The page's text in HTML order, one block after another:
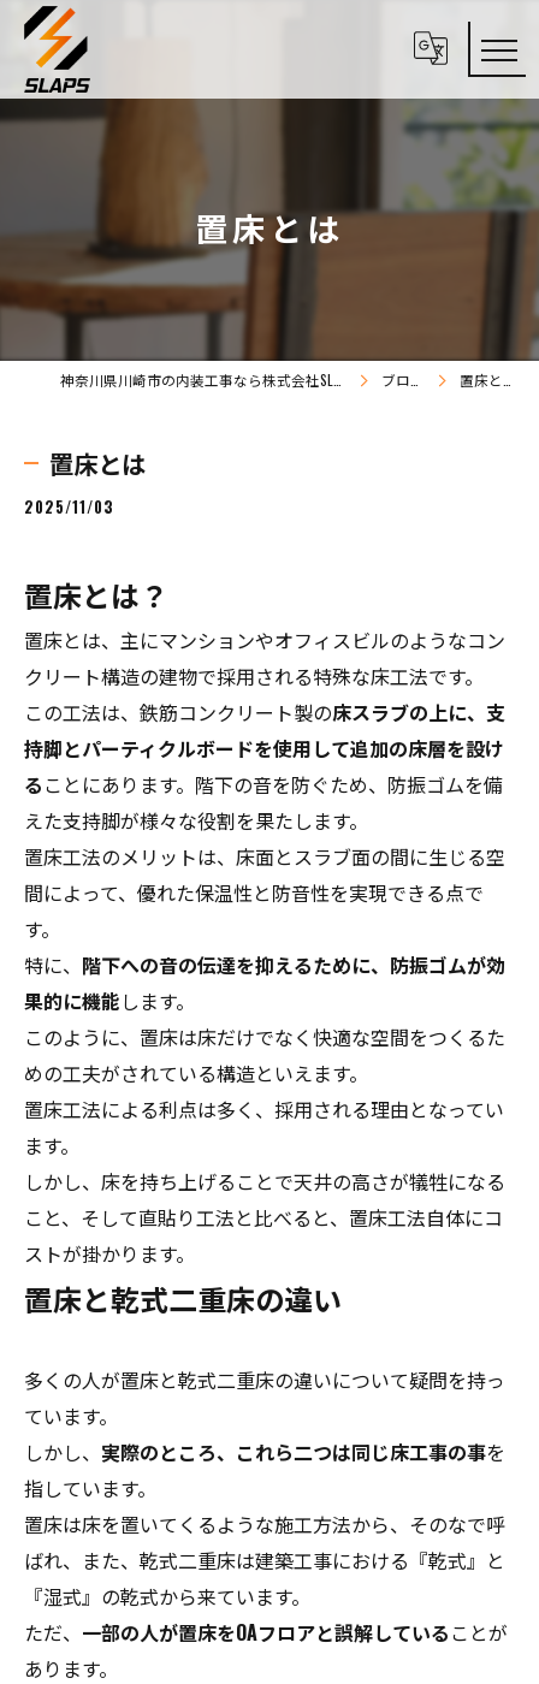
置床とは
ブログ 置床とは
置床とは
2025/11/03
置床とは？
置床とは、主にマンションやオフィスビルのようなコン
クリート構造の建物で採用される特殊な床工法です。
この工法は、鉄筋コンクリート製の床スラブの上に、支
持脚とパーティクルボードを使用して追加の床層を設け
ることにあります。階下の音を防ぐため、防振ゴムを備
えた支持脚が様々な役割を果たします。
置床工法のメリットは、床面とスラブ面の間に生じる空
間によって、優れた保温性と防音性を実現できる点で
す。
特に、 階下への音の伝達を抑えるために、防振ゴムが効
果的に機能します。
このように、置床は床だけでなく快適な空間をつくるた
めの工夫がされている構造といえます。
置床工法による利点は多く、採用される理由となってい
ます。
しかし、床を持ち上げることで天井の高さが犠牲になる
こと、そして直貼り工法と比べると、置床工法自体にコ
ストが掛かります。
置床と乾式二重床の違い
多くの人が置床と乾式二重床の違いについて疑問を持っ
ています。
しかし、 実際のところ、これら二つは同じ床工事の事を
指しています。
置床は床を置いてくるような施工方法から、そのなで呼
ばれ、また、乾式二重床は建築工事における『乾式』と
『湿式』の乾式から来ています。
ただ、 一部の人が置床をOAフロアと誤解していることが
あります。